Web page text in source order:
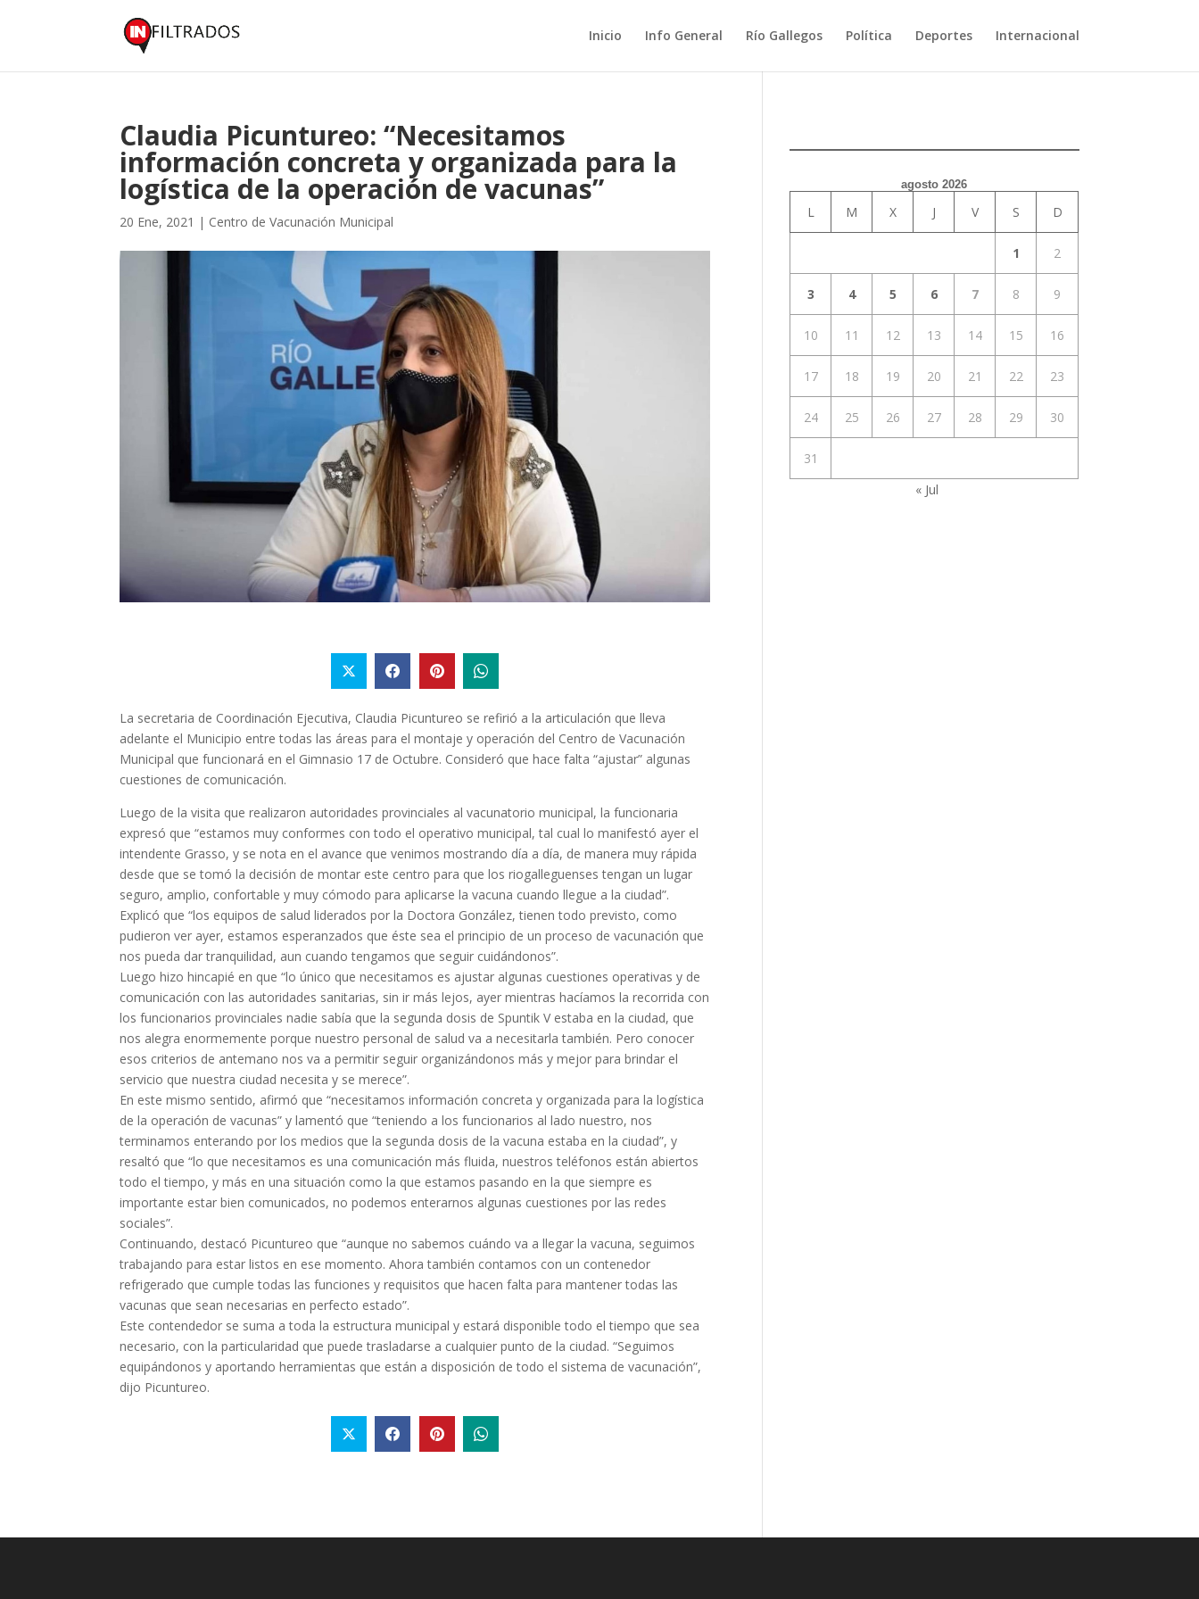
Inicio Info General Río Gallegos Política Deportes Internacional
Claudia Picuntureo: “Necesitamos
información concreta y organizada para la
logística de la operación de vacunas”
20 Ene, 2021 | Centro de Vacunación Municipal
La secretaria de Coordinación Ejecutiva, Claudia Picuntureo se refirió a la articulación que lleva
adelante el Municipio entre todas las áreas para el montaje y operación del Centro de Vacunación
Municipal que funcionará en el Gimnasio 17 de Octubre. Consideró que hace falta “ajustar” algunas
cuestiones de comunicación.
Luego de la visita que realizaron autoridades provinciales al vacunatorio municipal, la funcionaria
expresó que “estamos muy conformes con todo el operativo municipal, tal cual lo manifestó ayer el
intendente Grasso, y se nota en el avance que venimos mostrando día a día, de manera muy rápida
desde que se tomó la decisión de montar este centro para que los riogalleguenses tengan un lugar
seguro, amplio, confortable y muy cómodo para aplicarse la vacuna cuando llegue a la ciudad”.
Explicó que “los equipos de salud liderados por la Doctora González, tienen todo previsto, como
pudieron ver ayer, estamos esperanzados que éste sea el principio de un proceso de vacunación que
nos pueda dar tranquilidad, aun cuando tengamos que seguir cuidándonos”.
Luego hizo hincapié en que “lo único que necesitamos es ajustar algunas cuestiones operativas y de
comunicación con las autoridades sanitarias, sin ir más lejos, ayer mientras hacíamos la recorrida con
los funcionarios provinciales nadie sabía que la segunda dosis de Spuntik V estaba en la ciudad, que
nos alegra enormemente porque nuestro personal de salud va a necesitarla también. Pero conocer
esos criterios de antemano nos va a permitir seguir organizándonos más y mejor para brindar el
servicio que nuestra ciudad necesita y se merece”.
En este mismo sentido, afirmó que “necesitamos información concreta y organizada para la logística
de la operación de vacunas” y lamentó que “teniendo a los funcionarios al lado nuestro, nos
terminamos enterando por los medios que la segunda dosis de la vacuna estaba en la ciudad”, y
resaltó que “lo que necesitamos es una comunicación más fluida, nuestros teléfonos están abiertos
todo el tiempo, y más en una situación como la que estamos pasando en la que siempre es
importante estar bien comunicados, no podemos enterarnos algunas cuestiones por las redes
sociales”.
Continuando, destacó Picuntureo que “aunque no sabemos cuándo va a llegar la vacuna, seguimos
trabajando para estar listos en ese momento. Ahora también contamos con un contenedor
refrigerado que cumple todas las funciones y requisitos que hacen falta para mantener todas las
vacunas que sean necesarias en perfecto estado”.
Este contendedor se suma a toda la estructura municipal y estará disponible todo el tiempo que sea
necesario, con la particularidad que puede trasladarse a cualquier punto de la ciudad. “Seguimos
equipándonos y aportando herramientas que están a disposición de todo el sistema de vacunación”,
dijo Picuntureo.
agosto 2026
L M X J V S D
1 2
3 4 5 6 7 8 9
10 11 12 13 14 15 16
17 18 19 20 21 22 23
24 25 26 27 28 29 30
31
« Jul